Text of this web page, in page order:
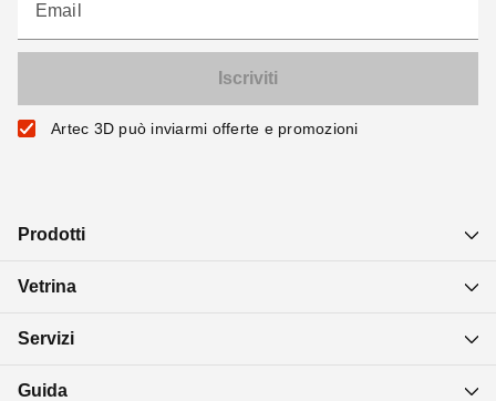
Email
Artec 3D può inviarmi offerte e promozioni
Prodotti
Vetrina
Servizi
Guida